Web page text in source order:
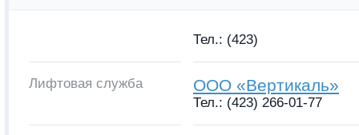
Тел.: (423)
Лифтовая служба ООО «Вертикаль»
Тел.: (423) 266-01-77